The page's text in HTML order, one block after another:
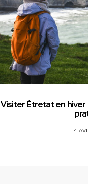
Visiter Étretat en
14